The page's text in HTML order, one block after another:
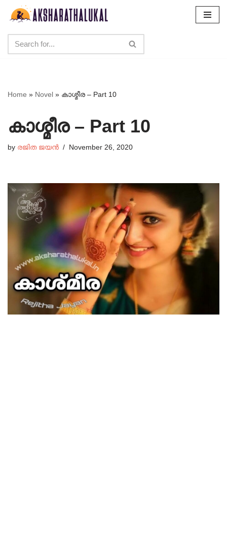
content
Home » Novel » കാശ്മീര – Part 10
കാശ്മീര – Part 10
by രജിത ജയൻ November 26, 2020